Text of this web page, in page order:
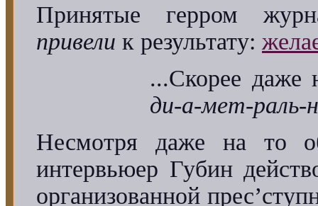
Принятые герром
привели к результату:
...Скорее даже
ди-а-мет-раль-
Несмотря даже на то
интервьюер Губин
организованной